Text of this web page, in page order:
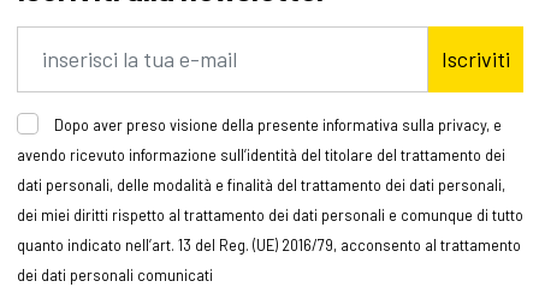
Iscriviti
Dopo aver preso visione della presente informativa sulla privacy, e
avendo ricevuto informazione sull’identità del titolare del trattamento dei
dati personali, delle modalità e finalità del trattamento dei dati personali,
dei miei diritti rispetto al trattamento dei dati personali e comunque di tutto
quanto indicato nell’art. 13 del Reg. (UE) 2016/79, acconsento al trattamento
dei dati personali comunicati